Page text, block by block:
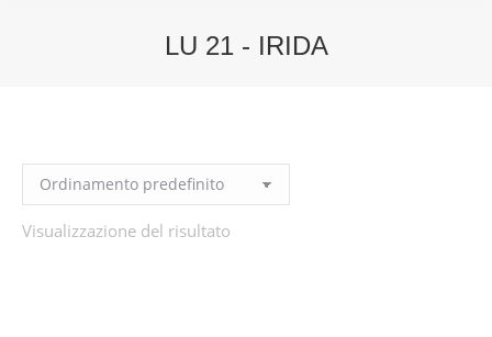
LU 21 - IRIDA
Visualizzazione del risultato